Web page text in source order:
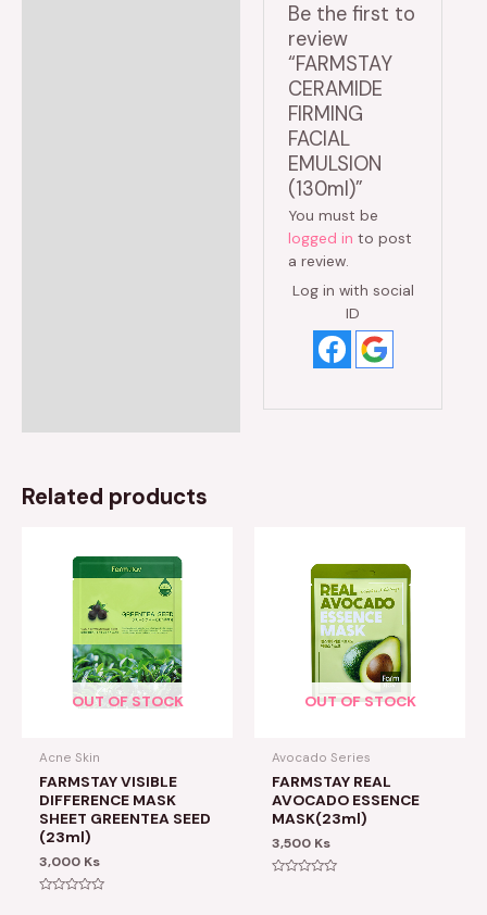
Be the first to
review
“FARMSTAY
CERAMIDE
FIRMING
FACIAL
EMULSION
(130ml)”
You must be
logged in to post
a review.
Log in with social
ID
Related products
OUT OF STOCK
Acne Skin
FARMSTAY VISIBLE
DIFFERENCE MASK
SHEET GREENTEA SEED
(23ml)
3,000 Ks
OUT OF STOCK
Avocado Series
FARMSTAY REAL
AVOCADO ESSENCE
MASK(23ml)
3,500 Ks